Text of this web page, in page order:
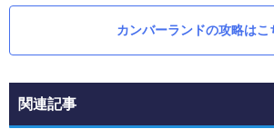
カンバーランドの攻略はこ
関連記事